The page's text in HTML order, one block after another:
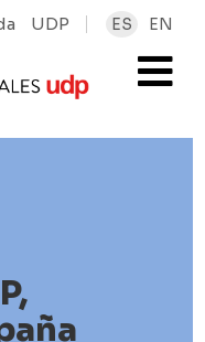
UDP ES EN